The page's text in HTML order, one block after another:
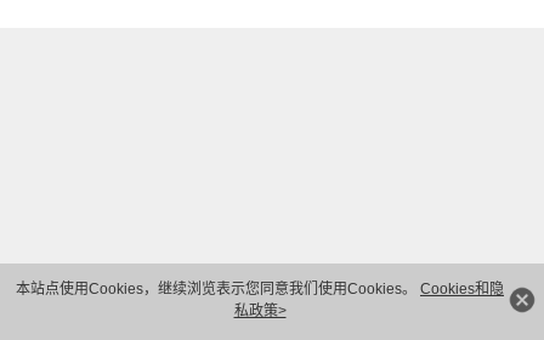
本站点使用Cookies，继续浏览表示您同意我们使用Cookies。 Cookies和隐
私政策>